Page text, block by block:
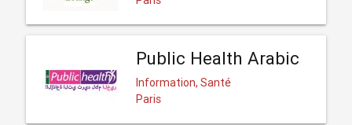
Public Health Arabic
Information, Santé
Paris